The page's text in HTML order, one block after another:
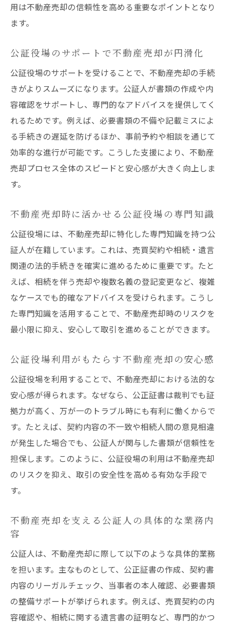
用は不動産売却の信頼性を高める重要なポイントとなり
ます。
公証役場のサポートで不動産売却が円滑化
公証役場のサポートを受けることで、不動産売却の手続
きがよりスムーズになります。公証人が書類の作成や内
容確認をサポートし、専門的なアドバイスを提供してく
れるためです。例えば、必要書類の不備や記載ミスによ
る手続きの遅延を防げるほか、事前予約や相談を通じて
効率的な進行が可能です。こうした支援により、不動産
売却プロセス全体のスピードと安心感が大きく向上しま
す。
不動産売却時に活かせる公証役場の専門知識
公証役場には、不動産売却に特化した専門知識を持つ公
証人が在籍しています。これは、売買契約や相続・遺言
関連の法的手続きを確実に進めるために重要です。たと
えば、相続を伴う売却や複数名義の登記変更など、複雑
なケースでも的確なアドバイスを受けられます。こうし
た専門知識を活用することで、不動産売却時のリスクを
最小限に抑え、安心して取引を進めることができます。
公証役場利用がもたらす不動産売却の安心感
公証役場を利用することで、不動産売却における法的な
安心感が得られます。なぜなら、公正証書は裁判でも証
拠力が高く、万が一のトラブル時にも有利に働くからで
す。たとえば、契約内容の不一致や相続人間の意見相違
が発生した場合でも、公証人が関与した書類が信頼性を
担保します。このように、公証役場の利用は不動産売却
のリスクを抑え、取引の安全性を高める有効な手段で
す。
不動産売却を支える公証人の具体的な業務内
容
公証人は、不動産売却に際して以下のような具体的業務
を担います。主なものとして、公正証書の作成、契約書
内容のリーガルチェック、当事者の本人確認、必要書類
の整備サポートが挙げられます。例えば、売買契約の内
容確認や、相続に関する遺言書の証明など、専門的かつ